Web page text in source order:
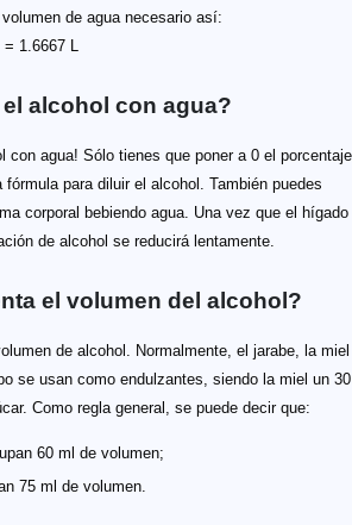
de agua necesario así:
1.6667 L
alcohol con agua?
con agua! Sólo tienes que poner a 0 el porcentaje
para diluir el alcohol. También puedes
corporal bebiendo agua. Una vez que el hígado
de alcohol se reducirá lentamente.
el volumen del alcohol?
de alcohol. Normalmente, el jarabe, la miel
se usan como endulzantes, siendo la miel un 30
Como regla general, se puede decir que:
60 ml de volumen;
75 ml de volumen.